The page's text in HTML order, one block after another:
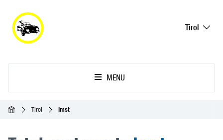
Tirol
MENU
Acasă Tirol Imst